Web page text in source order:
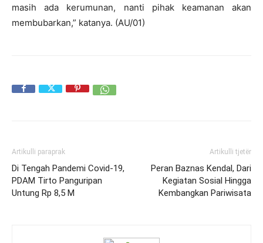
masih ada kerumunan, nanti pihak keamanan akan
membubarkan,” katanya. (AU/01)
Artikulli paraprak
Di Tengah Pandemi Covid-19,
PDAM Tirto Panguripan
Untung Rp 8,5 M
Artikulli tjetër
Peran Baznas Kendal, Dari
Kegiatan Sosial Hingga
Kembangkan Pariwisata